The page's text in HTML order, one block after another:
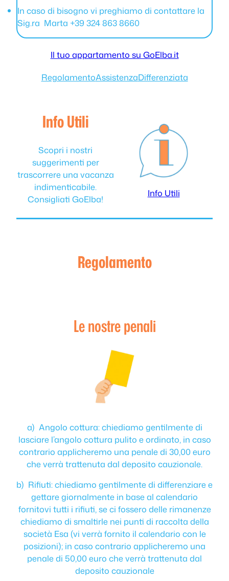
In caso di bisogno vi preghiamo di contattare la
Sig.ra Marta +39 324 863 8660
Il tuo appartamento su GoElba.it
RegolamentoAssistenzaDifferenziata
Info Utili
Scopri i nostri
suggerimenti per
trascorrere una vacanza
indimenticabile.
Consigliati GoElba!
Info Utili
Regolamento
Le nostre penali
a) Angolo cottura: chiediamo gentilmente di
lasciare l’angolo cottura pulito e ordinato, in caso
contrario applicheremo una penale di 30,00 euro
che verrà trattenuta dal deposito cauzionale.
b) Rifiuti: chiediamo gentilmente di differenziare e
gettare giornalmente in base al calendario
fornitovi tutti i rifiuti, se ci fossero delle rimanenze
chiediamo di smaltirle nei punti di raccolta della
società Esa (vi verrà fornito il calendario con le
posizioni); in caso contrario applicheremo una
penale di 50,00 euro che verrà trattenuta dal
deposito cauzionale